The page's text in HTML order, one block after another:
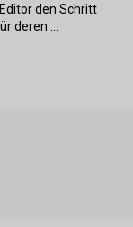
den Schritt
deren ...